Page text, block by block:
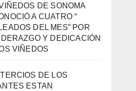
DE SONOMA
A CUATRO “
DEL MES” POR
Y DEDICACIÓN
VIÑEDOS
DE LOS
ESTAN